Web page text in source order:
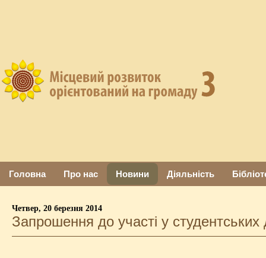
Головна Про нас Новини Діяльність
Четвер, 20 березня 2014
Запрошення до участі у студентських